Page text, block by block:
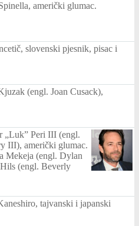
američki glumac.
slovenski pjesnik, pisac i
(engl. Joan Cusack),
„Luk” Peri III (engl.
III), američki glumac.
Mekeja (engl. Dylan
(engl. Beverly
tajvanski i japanski